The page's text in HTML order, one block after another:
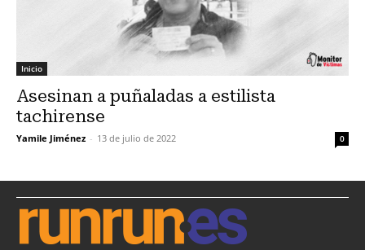
Inicio
Asesinan a puñaladas a estilista
tachirense
Yamile Jiménez - 13 de julio de 2022 0